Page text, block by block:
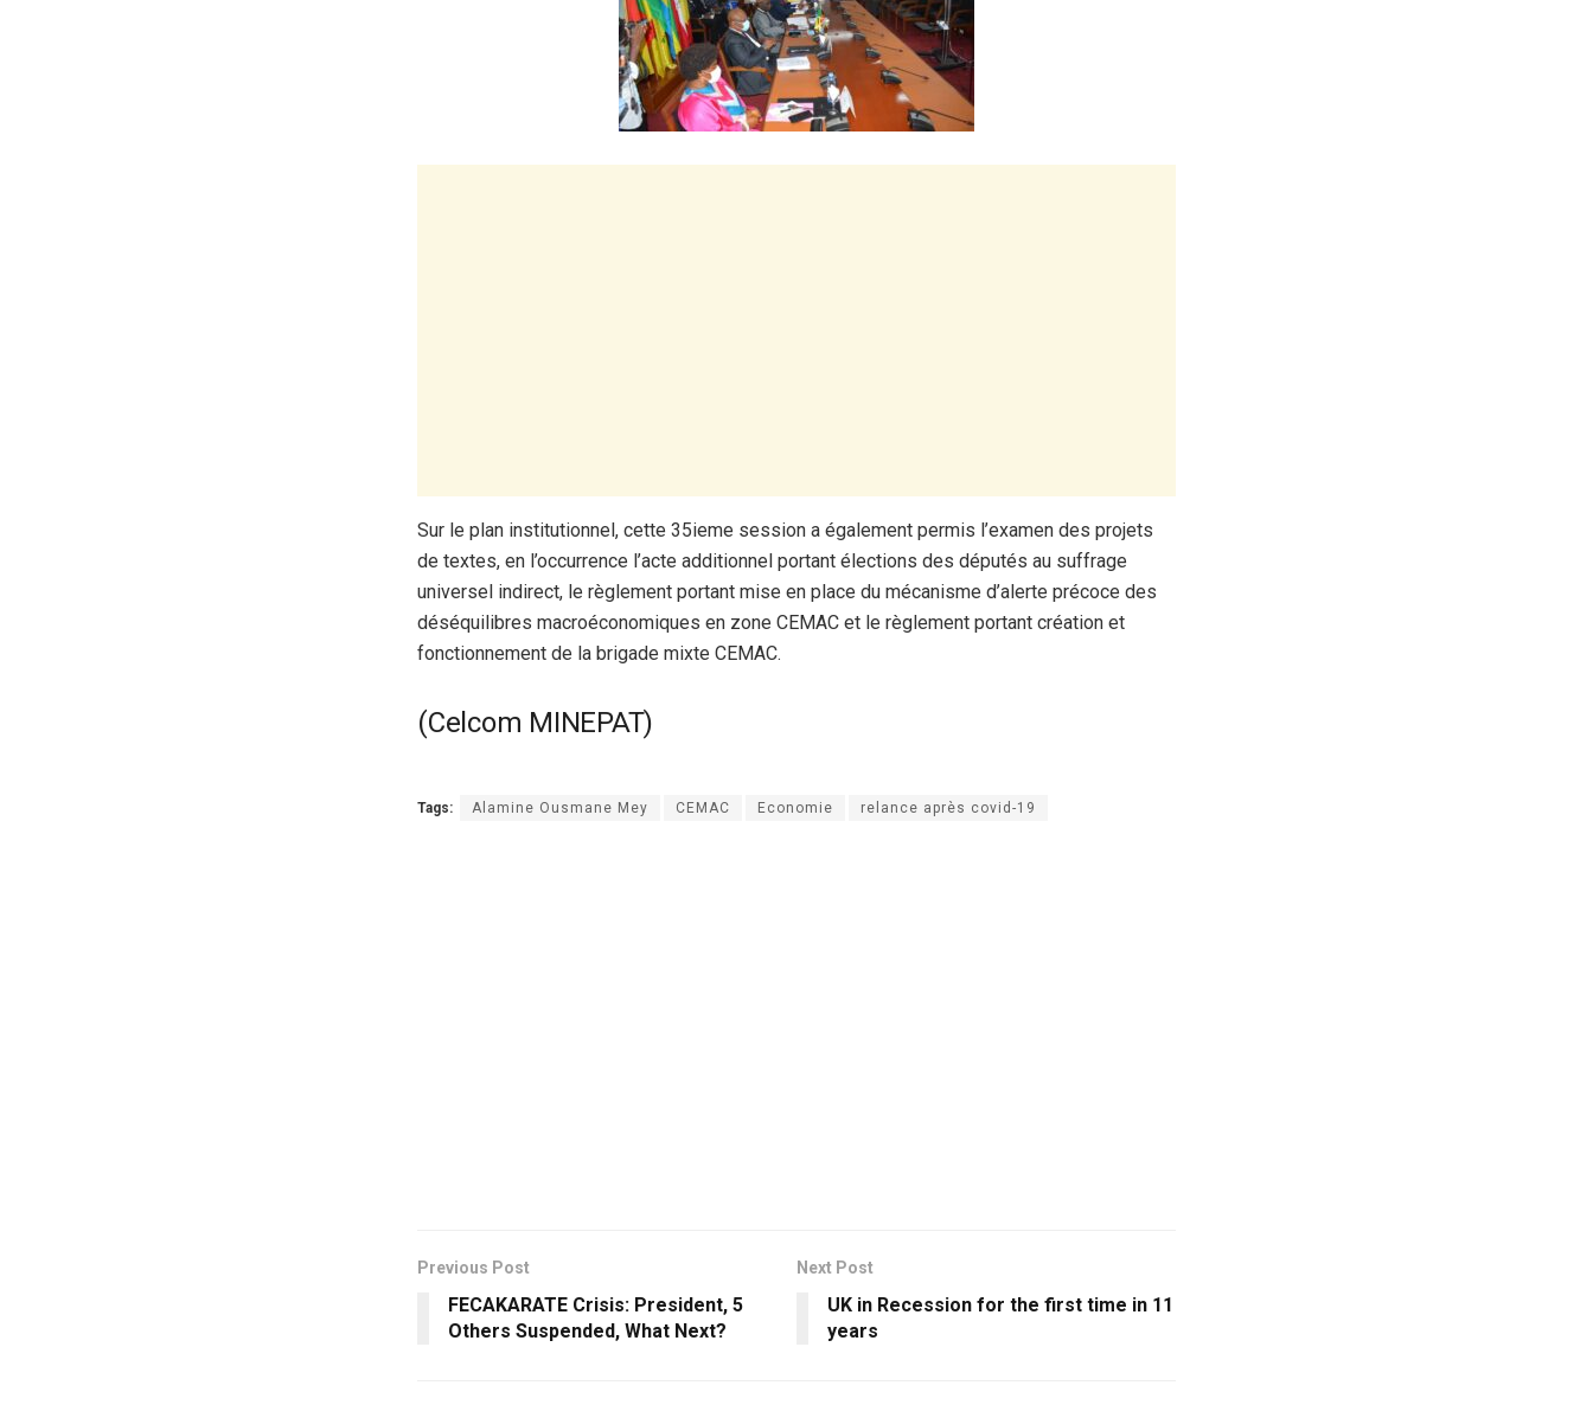
Sur le plan institutionnel, cette 35ieme session a également permis l’examen des projets
de textes, en l’occurrence l’acte additionnel portant élections des députés au suffrage
universel indirect, le règlement portant mise en place du mécanisme d’alerte précoce des
déséquilibres macroéconomiques en zone CEMAC et le règlement portant création et
fonctionnement de la brigade mixte CEMAC.
(Celcom MINEPAT)
Tags: Alamine Ousmane Mey CEMAC Economie relance après covid-19
Previous Post
FECAKARATE Crisis: President, 5
Others Suspended, What Next?
Next Post
UK in Recession for the first time in 11
years